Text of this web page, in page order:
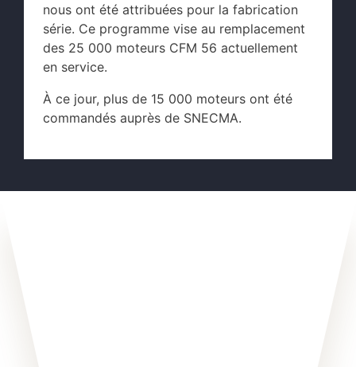
nous ont été attribuées pour la fabrication
série. Ce programme vise au remplacement
des 25 000 moteurs CFM 56 actuellement
en service.
À ce jour, plus de 15 000 moteurs ont été
commandés auprès de SNECMA.